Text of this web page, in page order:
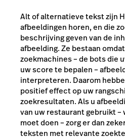
Alt of alternatieve tekst zijn
afbeeldingen horen, en die
beschrijving geven van de
afbeelding. Ze bestaan
zoekmachines – de bots die
uw score te bepalen –
interpreteren. Daarom
positief effect op uw
zoekresultaten. Als u
van uw restaurant gebruikt –
moet doen – zorg er dan
teksten met relevante